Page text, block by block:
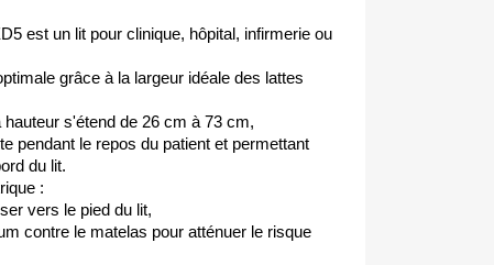
est un lit pour clinique, hôpital, infirmerie ou
grâce à la largeur idéale des lattes
s'étend de 26 cm à 73 cm,
pendant le repos du patient et permettant
du lit.
:
vers le pied du lit,
contre le matelas pour atténuer le risque